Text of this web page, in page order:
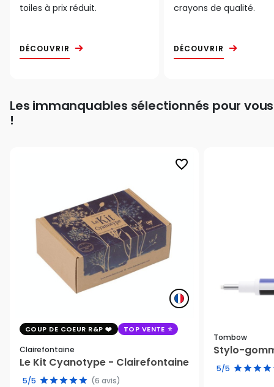
toiles à prix réduit.
DÉCOUVRIR
crayons de qualité.
DÉCOUVRIR
Les immanquables sélectionnés pour vous
!
favorite_border
COUP DE COEUR R&P TOP VENTE
Clairefontaine
Le Kit Cyanotype - Clairefontaine
5/5 (6 avis)
Tombow
Stylo-
5/5